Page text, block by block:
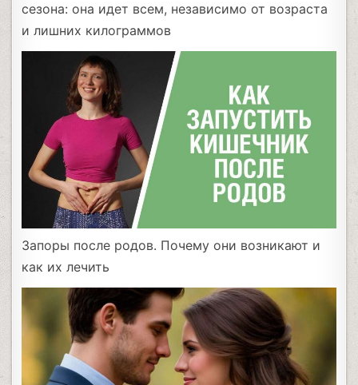
сезона: она идет всем, независимо от возраста
и лишних килограммов
Запоры после родов. Почему они возникают и
как их лечить